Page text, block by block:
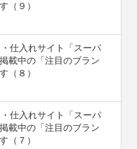
（９）
・仕入れサイト「スーパ
載中の「注目のブラン
（８）
・仕入れサイト「スーパ
載中の「注目のブラン
（７）